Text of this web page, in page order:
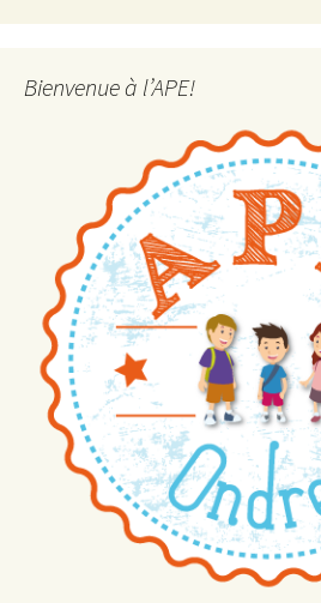
Bienvenue à l’APE!